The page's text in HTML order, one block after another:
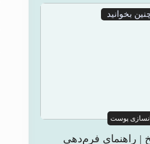
بخوانید
پوست
| راهنمای فرم‌دهی